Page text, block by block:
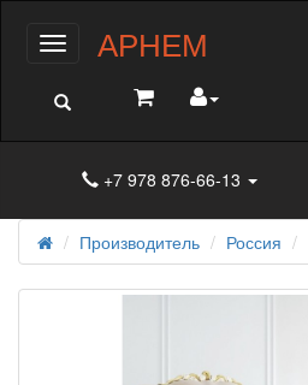
МенюАРНЕМ
+7 978 876-66-13
Производитель Россия